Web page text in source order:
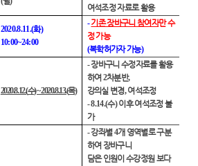
여석조정 자료로 활용
2020.8.11.(화)
10:00~24:00
-기존 장바구니 참여자만 수
정 가능
(복학허가자 가능)
2020.8.12.(수) ~ 2020.8.13.(목)
-장바구니 수정자료를 활용
하여 2차분반,
강의실 변경,여석조정
- 8.14.(수)이후 여석조정 불
가
-강좌별4개 영역별로 구분
하여 장바구니
담은 인원이 수강정원 보다